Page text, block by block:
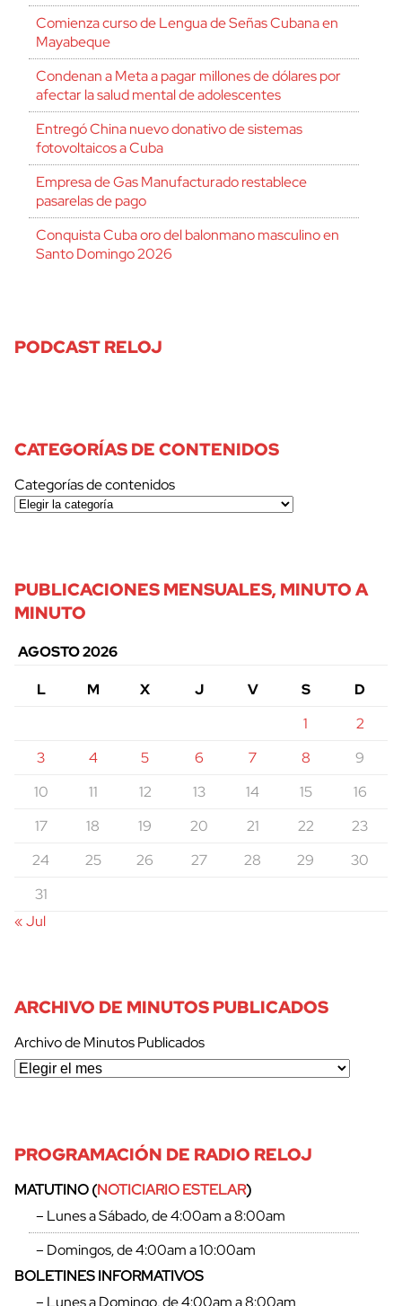
Comienza curso de Lengua de Señas Cubana en
Mayabeque
Condenan a Meta a pagar millones de dólares por
afectar la salud mental de adolescentes
Entregó China nuevo donativo de sistemas
fotovoltaicos a Cuba
Empresa de Gas Manufacturado restablece
pasarelas de pago
Conquista Cuba oro del balonmano masculino en
Santo Domingo 2026
PODCAST RELOJ
CATEGORÍAS DE CONTENIDOS
Categorías de contenidos
PUBLICACIONES MENSUALES, MINUTO A
MINUTO
AGOSTO 2026
L
M X J V S
D
1
2
3
4 5 6 7 8
9
10
11 12 13 14 15
16
17
18 19 20 21 22
23
24
25 26 27 28 29
30
31
« Jul
ARCHIVO DE MINUTOS PUBLICADOS
Archivo de Minutos Publicados
PROGRAMACIÓN DE RADIO RELOJ
MATUTINO (NOTICIARIO ESTELAR)
– Lunes a Sábado, de 4:00am a 8:00am
– Domingos, de 4:00am a 10:00am
BOLETINES INFORMATIVOS